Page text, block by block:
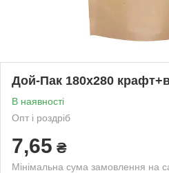
Дой-Пак 180х280
В наявності
Опт і роздріб
7,65 ₴
Мінімальна сума замовлення на